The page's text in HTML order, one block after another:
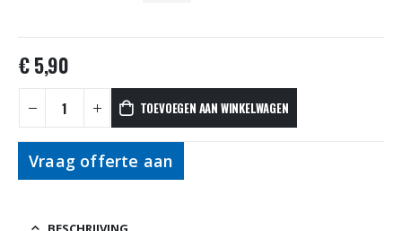
€5,90
TOEVOEGEN AAN WINKELWAGEN
Vraag offerte aan